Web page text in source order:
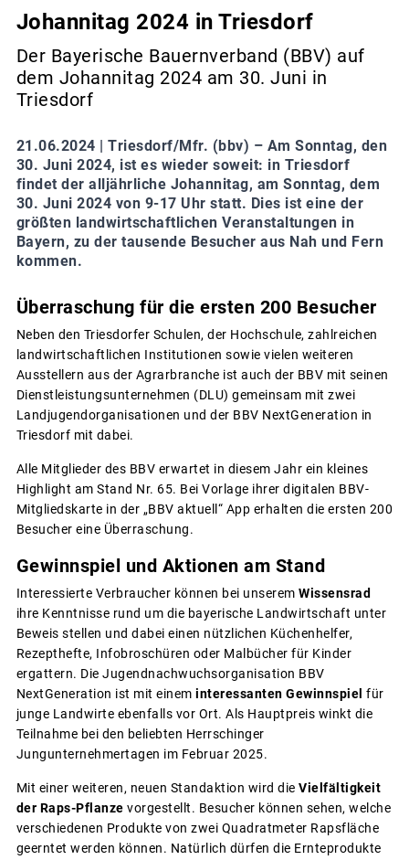
Johannitag 2024 in Triesdorf
Der Bayerische Bauernverband (BBV) auf
dem Johannitag 2024 am 30. Juni in
Triesdorf
21.06.2024 | Triesdorf/Mfr. (bbv) – Am Sonntag, den
30. Juni 2024, ist es wieder soweit: in Triesdorf
findet der alljährliche Johannitag, am Sonntag, dem
30. Juni 2024 von 9-17 Uhr statt. Dies ist eine der
größten landwirtschaftlichen Veranstaltungen in
Bayern, zu der tausende Besucher aus Nah und Fern
kommen.
Überraschung für die ersten 200 Besucher
Neben den Triesdorfer Schulen, der Hochschule, zahlreichen
landwirtschaftlichen Institutionen sowie vielen weiteren
Ausstellern aus der Agrarbranche ist auch der BBV mit seinen
Dienstleistungsunternehmen (DLU) gemeinsam mit zwei
Landjugendorganisationen und der BBV NextGeneration in
Triesdorf mit dabei.
Alle Mitglieder des BBV erwartet in diesem Jahr ein kleines
Highlight am Stand Nr. 65. Bei Vorlage ihrer digitalen BBV-
Mitgliedskarte in der „BBV aktuell“ App erhalten die ersten 200
Besucher eine Überraschung.
Gewinnspiel und Aktionen am Stand
Interessierte Verbraucher können bei unserem Wissensrad
ihre Kenntnisse rund um die bayerische Landwirtschaft unter
Beweis stellen und dabei einen nützlichen Küchenhelfer,
Rezepthefte, Infobroschüren oder Malbücher für Kinder
ergattern. Die Jugendnachwuchsorganisation BBV
NextGeneration ist mit einem interessanten Gewinnspiel für
junge Landwirte ebenfalls vor Ort. Als Hauptpreis winkt die
Teilnahme bei den beliebten Herrschinger
Jungunternehmertagen im Februar 2025.
Mit einer weiteren, neuen Standaktion wird die Vielfältigkeit
der Raps-Pflanze vorgestellt. Besucher können sehen, welche
verschiedenen Produkte von zwei Quadratmeter Rapsfläche
geerntet werden können. Natürlich dürfen die Ernteprodukte